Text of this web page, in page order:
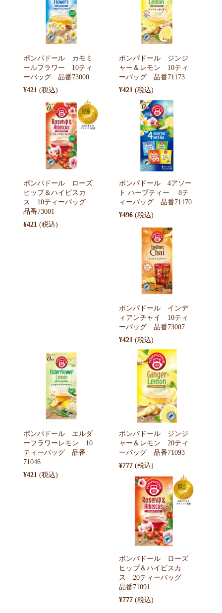
ポンパドール カモミ
ールフラワー 10ティ
ーバッグ 品番73000
¥421
ポンパドール ジンジ
ャー＆レモン 10ティ
ーバッグ 品番71173
¥421
ポンパドール ローズ
ヒップ＆ハイビスカ
ス 10ティーバッグ
品番73001
¥421
ポンパドール 4アソー
ト ハーブティー 8テ
ィーバッグ 品番71170
¥496
ポンパドール インデ
ィアンチャイ 10ティ
ーバッグ 品番73007
¥421
ポンパドール エルダ
ーフラワーレモン 10
ティーバッグ 品番
71046
¥421
ポンパドール ジンジ
ャー＆レモン 20ティ
ーバッグ 品番71093
¥777
ポンパドール ローズ
ヒップ＆ハイビスカ
ス 20ティーバッグ
品番71091
¥777